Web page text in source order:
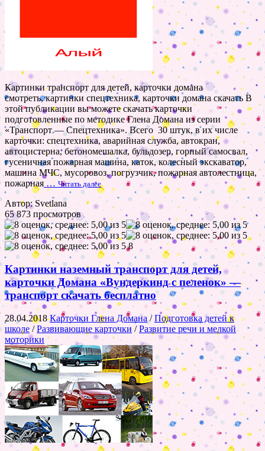
Картинки транспорт для детей, карточки домана
смотреть, картинки спецтехника, карточки домана скачать В
этой публикации вы можете скачать карточки
подготовленные по методике Глена Домана из серии
«Транспорт — Спецтехника». Всего 30 штук, в их числе
карточки: спецтехника, аварийная служба, автокран,
автоцистерна, бетономешалка, бульдозер, горный самосвал,
гусеничная пожарная машина, каток, колесный экскаватор,
машина МЧС, мусоровоз, погрузчик, пожарная автолестница,
пожарная … Читать далее
Автор: Svetlana
65 873 просмотров
8
Картинки наземный транспорт для детей,
карточки Домана «Вундеркинд с пеленок» —
транспорт скачать бесплатно
28.04.2018Карточки Глена Домана/Подготовка детей к
школе /Развивающие карточки /Развитие речи и мелкой
моторики